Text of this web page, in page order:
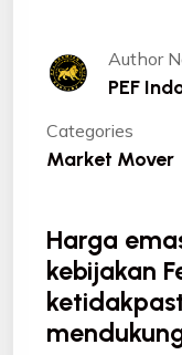
Author
PEF
Categories
Market Mover
Harga
kebijakan